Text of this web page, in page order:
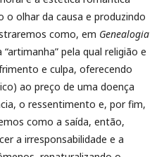
o olhar da causa e produzindo
como, em Genealogia
pela qual religião e
e culpa, oferecendo
ao preço de uma doença
o ressentimento e, por fim,
como a saída, então,
a irresponsabilidade e a